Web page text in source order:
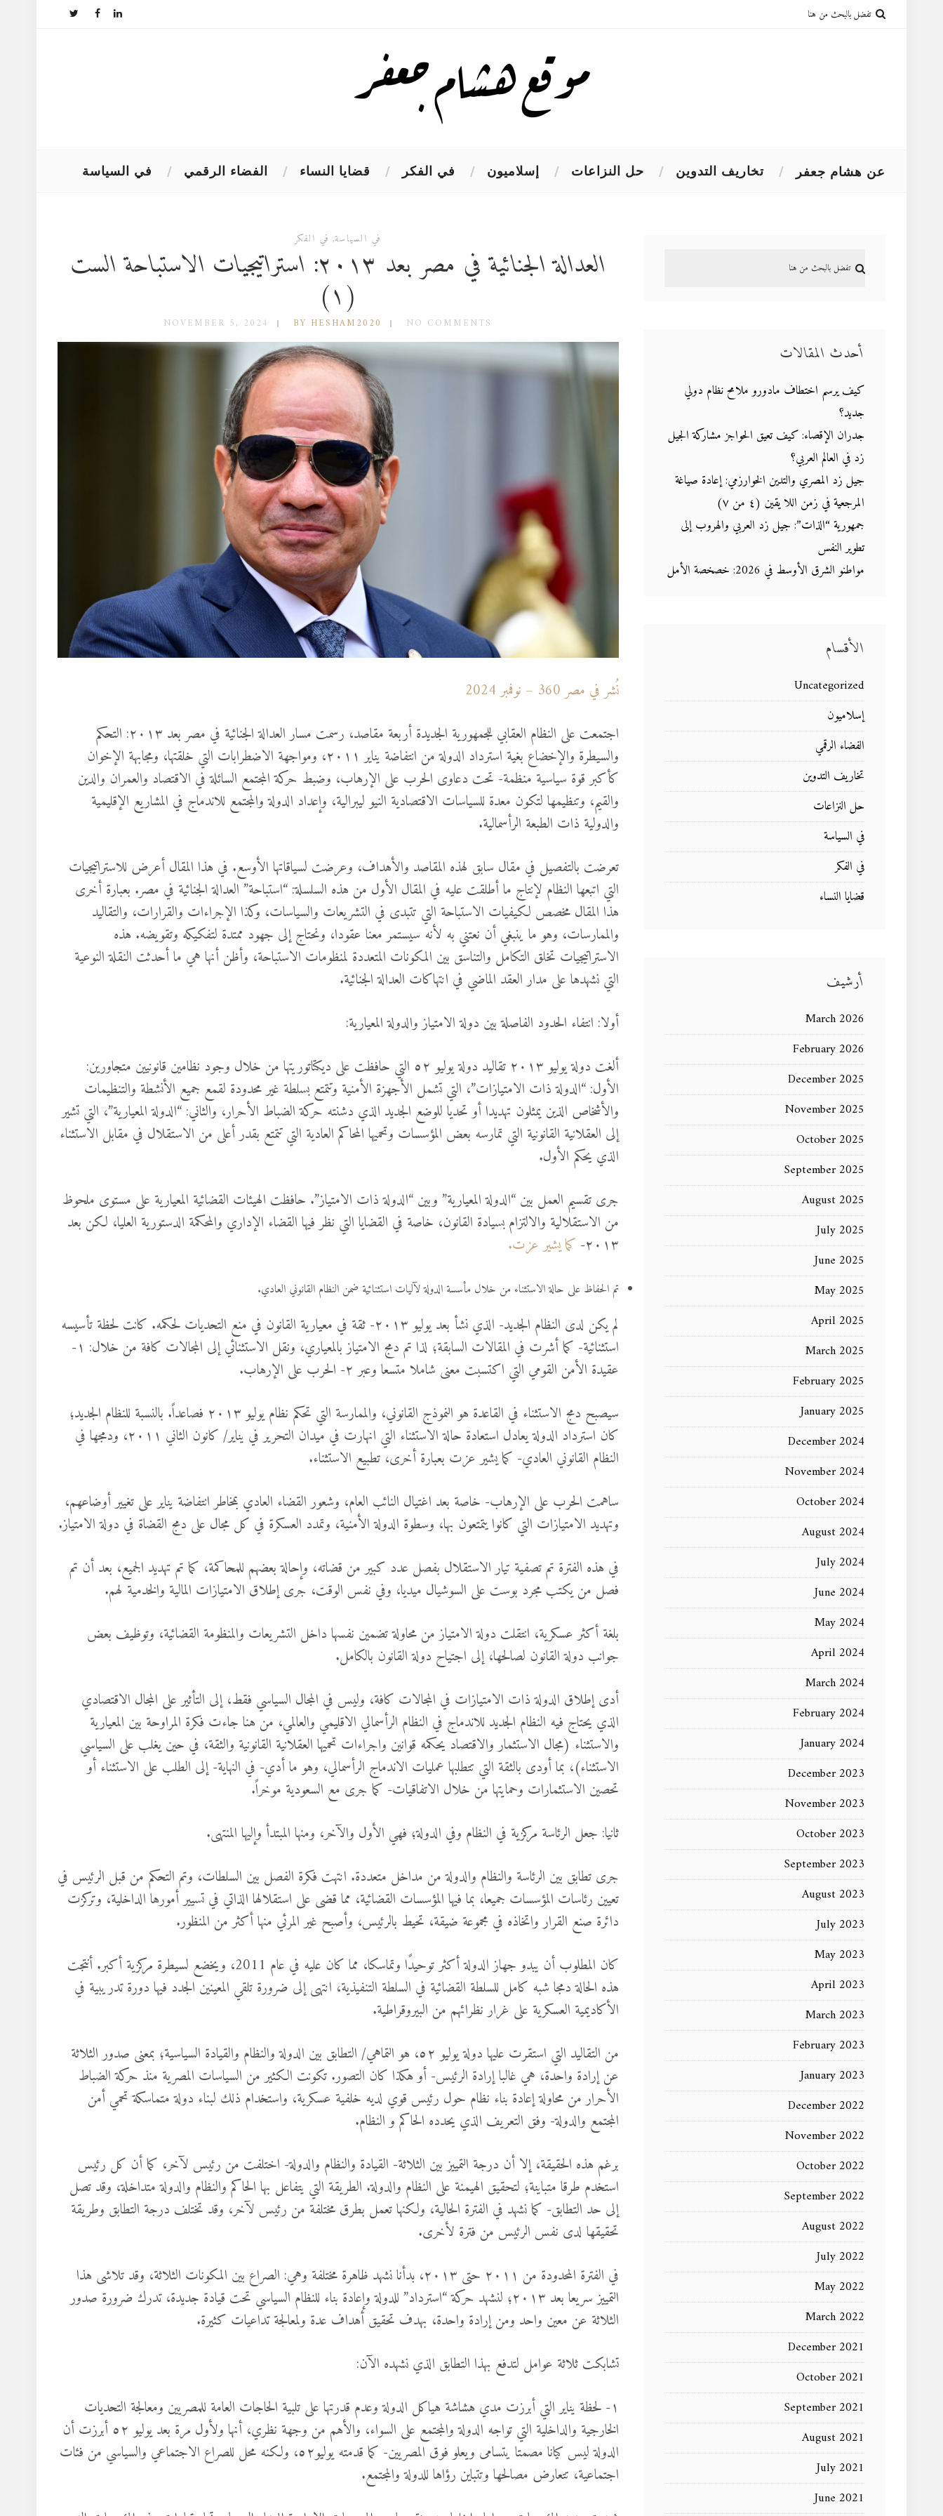
في السياسة الفضاء الرقمي قضايا النساء في الفكر إسلاميون حل النزاعات تخاريف التدوين عن هشام جعفر
في السياسة, في الفكر
العدالة الجنائية في مصر بعد ٢٠١٣: استراتيجيات الاستباحة الست
(١)
NOVEMBER 5, 2024 BY HESHAM2020 NO COMMENTS
نُشر في مصر 360 – نوفمبر 2024
اجتمعت على النظام العقابي للجمهورية الجديدة أربعة مقاصد، رسمت مسار العدالة الجنائية في مصر بعد ٢٠١٣: التحكم
والسيطرة والإخضاع بغية استرداد الدولة من انتفاضة يناير ٢٠١١، ومواجهة الاضطرابات التي خلقتها، ومجابهة الإخوان
كأكبر قوة سياسية منظمة- تحت دعاوى الحرب على الإرهاب، وضبط حركة المجتمع السائلة في الاقتصاد والعمران والدين
والقيم، وتنظيمها لتكون معدة للسياسات الاقتصادية النيو ليبرالية، وإعداد الدولة والمجتمع للاندماج في المشاريع الإقليمية
والدولية ذات الطبعة الرأسمالية.
تعرضت بالتفصيل في مقال سابق لهذه المقاصد والأهداف، وعرضت لسياقاتها الأوسع. في هذا المقال أعرض للاستراتيجيات
التي اتبعها النظام لإنتاج ما أطلقت عليه في المقال الأول من هذه السلسلة: “استباحة” العدالة الجنائية في مصر. بعبارة أخرى
هذا المقال مخصص لكيفيات الاستباحة التي تتبدى في التشريعات والسياسات، وكذا الإجراءات والقرارات، والتقاليد
والممارسات، وهو ما ينبغي أن نعتني به لأنه سيستمر معنا عقودا، ونحتاج إلى جهود ممتدة لتفكيكه وتقويضه. هذه
الاستراتيجيات تخلق التكامل والتناسق بين المكونات المتعددة لمنظومات الاستباحة، وأظن أنها هي ما أحدثت النقلة النوعية
التي نشهدها على مدار العقد الماضي في انتهاكات العدالة الجنائية.
أولا: انتفاء الحدود الفاصلة بين دولة الامتياز والدولة المعيارية:
ألغت دولة يوليو ٢٠١٣ تقاليد دولة يوليو ٥٢ التي حافظت على ديكتاتوريتها من خلال وجود نظامين قانونيين متجاورين:
الأول: “الدولة ذات الامتيازات”، التي تشمل الأجهزة الأمنية وتتمتع بسلطة غير محدودة لقمع جميع الأنشطة والتنظيمات
والأشخاص الذين يمثلون تهديدا أو تحديا للوضع الجديد الذي دشنته حركة الضباط الأحرار، والثاني: “الدولة المعيارية”، التي تشير
إلى العقلانية القانونية التي تمارسه بعض المؤسسات وتحميها المحاكم العادية التي تتمتع بقدر أعلى من الاستقلال في مقابل الاستثناء
الذي يحكم الأول.
جرى تقسيم العمل بين “الدولة المعيارية” وبين “الدولة ذات الامتياز”. حافظت الهيئات القضائية المعيارية على مستوى ملحوظ
من الاستقلالية والالتزام بسيادة القانون، خاصة في القضايا التي نظر فيها القضاء الإداري والمحكمة الدستورية العليا، لكن بعد
٢٠١٣- كما يشير عزت.
تم الحفاظ على حالة الاستثناء من خلال مأسسة الدولة لآليات استثنائية ضمن النظام القانوني العادي.
لم يكن لدى النظام الجديد- الذي نشأ بعد يوليو ٢٠١٣- ثقة في معيارية القانون في منع التحديات لحكمه. كانت لحظة تأسيسه
استثنائية- كما أشرت في المقالات السابقة؛ لذا تم دمج الامتياز بالمعياري، ونقل الاستثنائي إلى المجالات كافة من خلال: ١-
عقيدة الأمن القومي التي اكتسبت معنى شاملا متسعا وعبر ٢- الحرب على الإرهاب.
سيصبح دمج الاستثناء في القاعدة هو النموذج القانوني، والممارسة التي تحكم نظام يوليو ٢٠١٣ فصاعداً. بالنسبة للنظام الجديد؛
كان استرداد الدولة يعادل استعادة حالة الاستثناء التي انهارت في ميدان التحرير في يناير/ كانون الثاني ٢٠١١، ودمجها في
النظام القانوني العادي- كما يشير عزت بعبارة أخرى، تطبيع الاستثناء.
ساهمت الحرب على الإرهاب- خاصة بعد اغتيال النائب العام، وشعور القضاء العادي بمخاطر انتفاضة يناير على تغيير أوضاعهم،
وتهديد الامتيازات التي كانوا يتمتعون بها، وسطوة الدولة الأمنية، وتمدد العسكرة في كل مجال على دمج القضاة في دولة الامتياز.
في هذه الفترة تم تصفية تيار الاستقلال بفصل عدد كبير من قضاته، وإحالة بعضهم للمحاكمة، كما تم تهديد الجميع، بعد أن تم
فصل من يكتب مجرد بوست على السوشيال ميديا، وفي نفس الوقت، جرى إطلاق الامتيازات المالية والخدمية لهم.
بلغة أكثر عسكرية، انتقلت دولة الامتياز من محاولة تضمين نفسها داخل التشريعات والمنظومة القضائية، وتوظيف بعض
جوانب دولة القانون لصالحها، إلى اجتياح دولة القانون بالكامل.
أدى إطلاق الدولة ذات الامتيازات في المجالات كافة، وليس في المجال السياسي فقط، إلى التأثير على المجال الاقتصادي
الذي يحتاج فيه النظام الجديد للاندماج في النظام الرأسمالي الاقليمي والعالمي، من هنا جاءت فكرة المراوحة بين المعيارية
والاستثناء (مجال الاستثمار والاقتصاد يحكمه قوانين واجراءات تحميها العقلانية القانونية والثقة، في حين يغلب على السياسي
الاستثناء)، بما أودى بالثقة التي تتطلبها عمليات الاندماج الرأسمالي، وهو ما أدي- في النهاية- إلى الطلب على الاستثناء أو
تحصين الاستثمارات وحمايتها من خلال الاتفاقيات- كما جرى مع السعودية موخراً.
ثانيا: جعل الرئاسة مركزية في النظام وفي الدولة؛ فهي الأول والآخر، ومنها المبتدأ وإليها المنتهى.
جرى تطابق بين الرئاسة والنظام والدولة من مداخل متعددة. انتهت فكرة الفصل بين السلطات، وتم التحكم من قبل الرئيس في
تعيين رئاسات المؤسسات جميعا، بما فيها المؤسسات القضائية، مما قضى على استقلالها الذاتي في تسيير أمورها الداخلية، وتركزت
دائرة صنع القرار واتخاذه في مجموعة ضيقة، تحيط بالرئيس، وأصبح غير المرئي منها أكثر من المنظور.
كان المطلوب أن يبدو جهاز الدولة أكثر توحيدًا وتماسكا، مما كان عليه في عام 2011، ويخضع لسيطرة مركزية أكبر. أنتجت
هذه الحالة دمجا شبه كامل للسلطة القضائية في السلطة التنفيذية، انتهى إلى ضرورة تلقي المعينين الجدد فيها دورة تدريبية في
الأكاديمية العسكرية على غرار نظرائهم من البيروقراطية.
من التقاليد التي استقرت عليها دولة يوليو ٥٢، هو التماهي/ التطابق بين الدولة والنظام والقيادة السياسية؛ بمعنى صدور الثلاثة
عن إرادة واحدة، هي غالبا إرادة الرئيس- أو هكذا كان التصور. تكونت الكثير من السياسات المصرية منذ حركة الضباط
الأحرار من محاولة إعادة بناء نظام حول رئيس قوي لديه خلفية عسكرية، واستخدام ذلك لبناء دولة متماسكة تحمي أمن
المجتمع والدولة- وفق التعريف الذي يحدده الحاكم و النظام.
برغم هذه الحقيقة، إلا أن درجة التمييز بين الثلاثة- القيادة والنظام والدولة- اختلفت من رئيس لآخر، كما أن كل رئيس
استخدم طرقا متباينة؛ لتحقيق الهيمنة على النظام والدولة. الطريقة التي يتفاعل بها الحاكم والنظام والدولة متداخلة، وقد تصل
إلى حد التطابق- كما نشهد في الفترة الحالية، ولكنها تعمل بطرق مختلفة من رئيس لآخر، وقد تختلف درجة التطابق وطريقة
تحقيقها لدى نفس الرئيس من فترة لأخرى.
في الفترة المحدودة من ٢٠١١ حتى ٢٠١٣، بدأنا نشهد ظاهرة مختلفة وهي: الصراع بين المكونات الثلاثة، وقد تلاشى هذا
التمييز سريعا بعد ٢٠١٣؛ لنشهد حركة “استرداد” للدولة وإعادة بناء للنظام السياسي تحت قيادة جديدة، تدرك ضرورة صدور
الثلاثة عن معين واحد ومن إرادة واحدة، بهدف تحقيق أهداف عدة ولمعالجة تداعيات كثيرة.
تشابكت ثلاثة عوامل لتدفع بهذا التطابق الذي نشهده الآن:
١- لحظة يناير التي أبرزت مدي هشاشة هياكل الدولة وعدم قدرتها على تلبية الحاجات العامة للمصريين ومعالجة التحديات
الخارجية والداخلية التي تواجه الدولة والمجتمع على السواء، والأهم من وجهة نظري، أنها ولأول مرة بعد يوليو ٥٢ أبرزت أن
الدولة ليس كيانا مصمتا يتسامى ويعلو فوق المصريين- كما قدمته يوليو٥٢، ولكنه محل للصراع الاجتماعي والسياسي من فئات
اجتماعية، تتعارض مصالحها وتتباين رؤاها للدولة والمجتمع.
أحدث المقالات
كيف يرسم اختطاف مادورو ملامح نظام دولي
جديد؟
جدران الإقصاء: كيف تعيق الحواجز مشاركة الجيل
زد في العالم العربي؟
جيل زد المصري والتدين الخوارزمي: إعادة صياغة
المرجعية في زمن اللا يقين (٤ من ٧)
جمهورية “الذات”: جيل زد العربي والهروب إلى
تطوير النفس
مواطنو الشرق الأوسط في 2026: خصخصة الأمل
الأقسام
Uncategorized
إسلاميون
الفضاء الرقمي
تخاريف التدوين
حل النزاعات
في السياسة
في الفكر
قضايا النساء
أرشيف
March 2026
February 2026
December 2025
November 2025
October 2025
September 2025
August 2025
July 2025
June 2025
May 2025
April 2025
March 2025
February 2025
January 2025
December 2024
November 2024
October 2024
August 2024
July 2024
June 2024
May 2024
April 2024
March 2024
February 2024
January 2024
December 2023
November 2023
October 2023
September 2023
August 2023
July 2023
May 2023
April 2023
March 2023
February 2023
January 2023
December 2022
November 2022
October 2022
September 2022
August 2022
July 2022
May 2022
March 2022
December 2021
October 2021
September 2021
August 2021
July 2021
June 2021